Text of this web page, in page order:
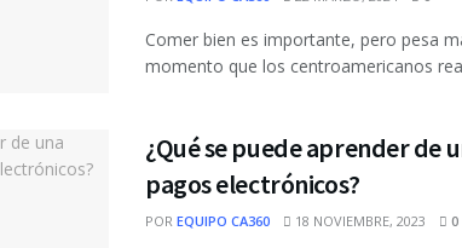
Comer bien es importante, pero pesa
momento que los centroamericanos
¿Qué se puede aprender de
pagos electrónicos?
POR EQUIPO CA360 18 NOVIEMBRE, 2023 0